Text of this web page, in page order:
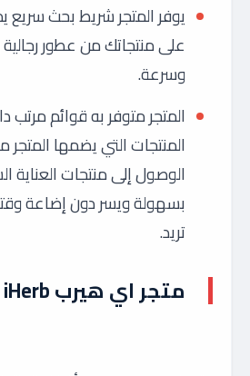
يوفر المتجر شريط بحث سريع
على منتجاتك من عطور
وسرعة.
المتجر متوفر به قوائم مرتب
المنتجات التي يضمها
الوصول إلى منتجات العناية
بسهولة ويسر دون إضاعة
تريد.
متجر اي هيرب iHerb